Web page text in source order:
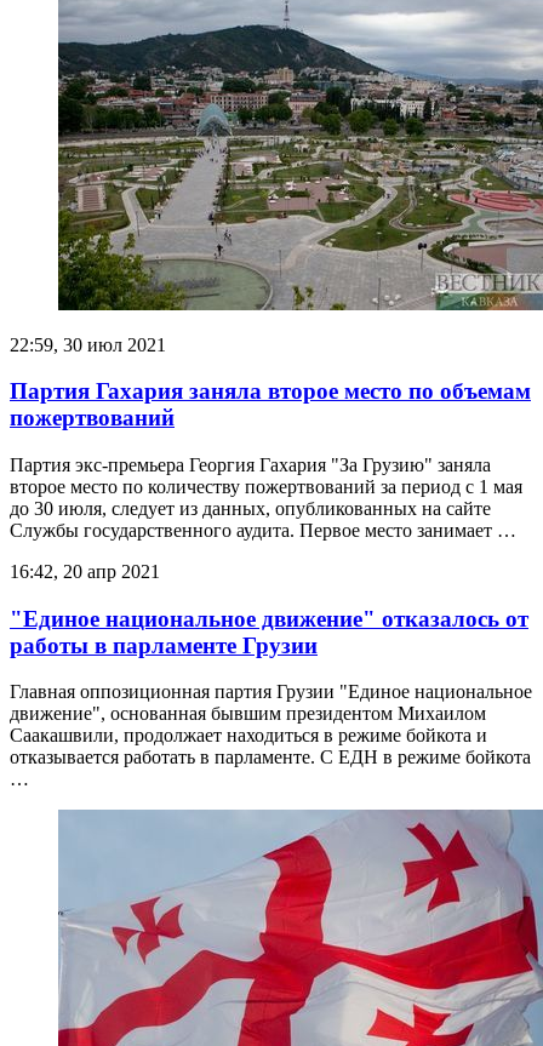
22:59, 30 июл 2021
Партия Гахария заняла второе место по объемам
пожертвований
Партия экс-премьера Георгия Гахария "За Грузию" заняла
второе место по количеству пожертвований за период с 1 мая
до 30 июля, следует из данных, опубликованных на сайте
Службы государственного аудита. Первое место занимает …
16:42, 20 апр 2021
"Единое национальное движение" отказалось от
работы в парламенте Грузии
Главная оппозиционная партия Грузии "Единое национальное
движение", основанная бывшим президентом Михаилом
Саакашвили, продолжает находиться в режиме бойкота и
отказывается работать в парламенте. С ЕДН в режиме бойкота
…